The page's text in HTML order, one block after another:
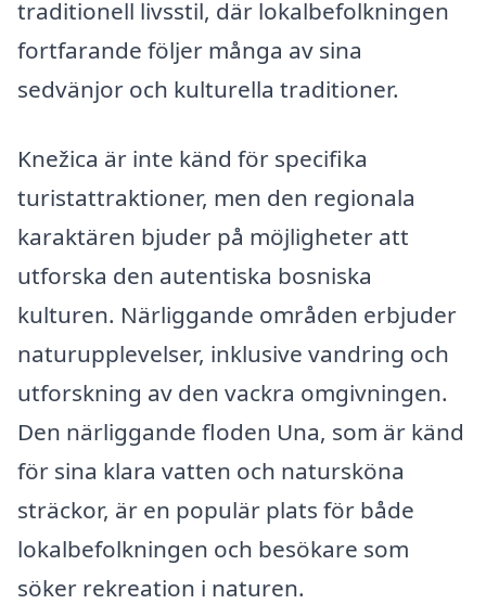
traditionell livsstil, där lokalbefolkningen
fortfarande följer många av sina
sedvänjor och kulturella traditioner.
Knežica är inte känd för specifika
turistattraktioner, men den regionala
karaktären bjuder på möjligheter att
utforska den autentiska bosniska
kulturen. Närliggande områden erbjuder
naturupplevelser, inklusive vandring och
utforskning av den vackra omgivningen.
Den närliggande floden Una, som är känd
för sina klara vatten och natursköna
sträckor, är en populär plats för både
lokalbefolkningen och besökare som
söker rekreation i naturen.